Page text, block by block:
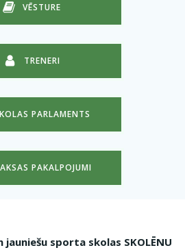
VĒSTURE
TRENERI
PARLAMENTS
PAKALPOJUMI
jauniešu sporta skolas SKOLĒNU